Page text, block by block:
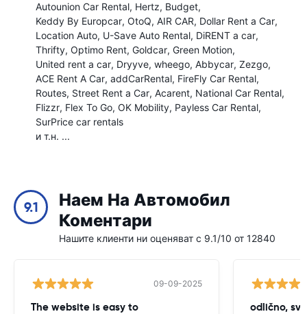
Autounion Car Rental Hertz Budget
Keddy By Europcar OtoQ AIR CAR Dollar Rent a Car
Location Auto U-Save Auto Rental DiRENT a car
Thrifty Optimo Rent Goldcar Green Motion
United rent a car Dryyve wheego Abbycar Zezgo
ACE Rent A Car addCarRental FireFly Car Rental
Routes Street Rent a Car Acarent National Car Rental
Flizzr Flex To Go OK Mobility Payless Car Rental
SurPrice car rentals
и т.н. ...
9.1
Наем На Автомобил
Коментари
Нашите клиенти ни оценяват с 9.1/10 от 12840
09-09-2025
The website is easy to odlično,